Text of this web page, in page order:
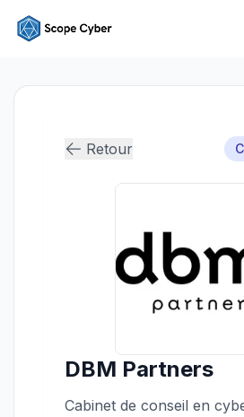
Retour
DBM Partners
Cabinet de conseil en